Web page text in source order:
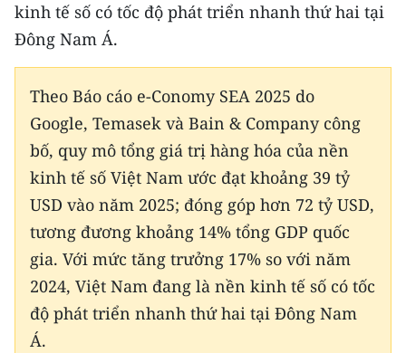
Đồng bằng sông Cửu Long
Chuyên trang Hà Nội
Chuyên trang TP. Hồ Chí Minh
CHUYÊN ĐỀ
CÁC CHUYÊN TRANG
VỀ BÁO NHÂN DÂN
THỜI NAY
NHÂN DÂN CUỐI TUẦN
kinh tế số có tốc độ phát triển nhanh thứ hai tại
Đông Nam Á.
Theo Báo cáo e-Conomy SEA 2025 do
Google, Temasek và Bain & Company công
bố, quy mô tổng giá trị hàng hóa của nền
kinh tế số Việt Nam ước đạt khoảng 39 tỷ
USD vào năm 2025; đóng góp hơn 72 tỷ USD,
tương đương khoảng 14% tổng GDP quốc
gia. Với mức tăng trưởng 17% so với năm
2024, Việt Nam đang là nền kinh tế số có tốc
độ phát triển nhanh thứ hai tại Đông Nam
Á.